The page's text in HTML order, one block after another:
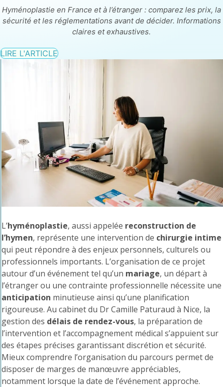
Hyménoplastie en France et à l’étranger : comparez les prix, la
sécurité et les réglementations avant de décider. Informations
claires et exhaustives.
LIRE L'ARTICLE
L’hyménoplastie, aussi appelée reconstruction de
l’hymen, représente une intervention de chirurgie intime
qui peut répondre à des enjeux personnels, culturels ou
professionnels importants. L’organisation de ce projet
autour d’un événement tel qu’un mariage, un départ à
l’étranger ou une contrainte professionnelle nécessite une
anticipation minutieuse ainsi qu’une planification
rigoureuse. Au cabinet du Dr Camille Paturaud à Nice, la
gestion des délais de rendez-vous, la préparation de
l’intervention et l’accompagnement médical s’appuient sur
des étapes précises garantissant discrétion et sécurité.
Mieux comprendre l’organisation du parcours permet de
disposer de marges de manœuvre appréciables,
notamment lorsque la date de l’événement approche.